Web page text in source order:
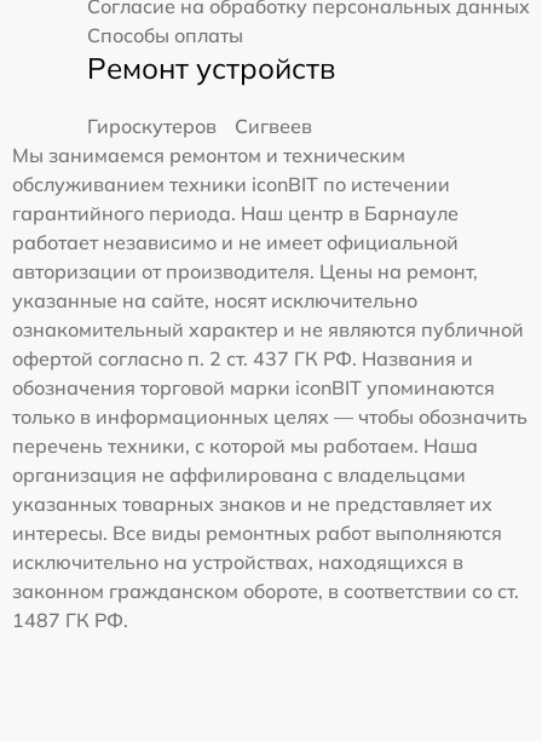
Согласие на обработку персональных данных
Способы оплаты
Ремонт устройств
Гироскутеров
Сигвеев
Мы занимаемся ремонтом и техническим
обслуживанием техники iconBIT по истечении
гарантийного периода. Наш центр в Барнауле
работает независимо и не имеет официальной
авторизации от производителя. Цены на ремонт,
указанные на сайте, носят исключительно
ознакомительный характер и не являются публичной
офертой согласно п. 2 ст. 437 ГК РФ. Названия и
обозначения торговой марки iconBIT упоминаются
только в информационных целях — чтобы обозначить
перечень техники, с которой мы работаем. Наша
организация не аффилирована с владельцами
указанных товарных знаков и не представляет их
интересы. Все виды ремонтных работ выполняются
исключительно на устройствах, находящихся в
законном гражданском обороте, в соответствии со ст.
1487 ГК РФ.